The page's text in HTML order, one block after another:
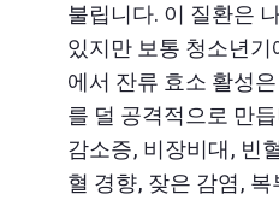
불립니다. 이 질환은
있지만 보통 청소년
에서 잔류 효소 활성
를 덜 공격적으로 만
감소증, 비장비대, 빈
혈 경향, 잦은 감염,